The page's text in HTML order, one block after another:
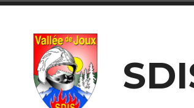
Accéder
contenu